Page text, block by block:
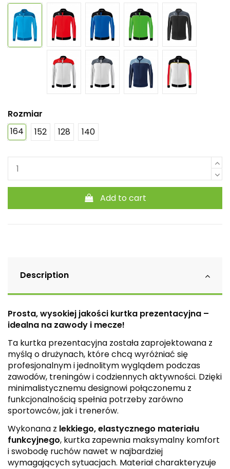
Rozmiar
164
152 128 140
Add to cart
Description
Prosta, wysokiej jakości kurtka prezentacyjna –
idealna na zawody i mecze!
Ta kurtka prezentacyjna została zaprojektowana z
myślą o drużynach, które chcą wyróżniać się
profesjonalnym i jednolitym wyglądem podczas
zawodów, treningów i codziennych aktywności. Dzięki
minimalistycznemu designowi połączonemu z
funkcjonalnością spełnia potrzeby zarówno
sportowców, jak i trenerów.
Wykonana z lekkiego, elastycznego materiału
funkcyjnego, kurtka zapewnia maksymalny komfort
i swobodę ruchów nawet w najbardziej
wymagających sytuacjach. Materiał charakteryzuje